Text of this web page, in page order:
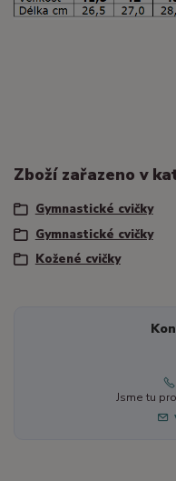
Zboží zařazeno v
Gymnastické cvičky
Gymnastické cvičky
Kožené cvičky
Jsme tu